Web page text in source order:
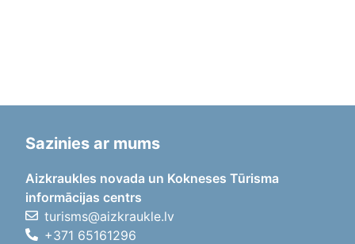
Sazinies ar mums
Aizkraukles novada un Kokneses Tūrisma
informācijas centrs
turisms@aizkraukle.lv
+371 65161296